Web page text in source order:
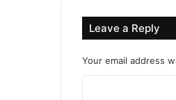
Leave a Reply
Your email address